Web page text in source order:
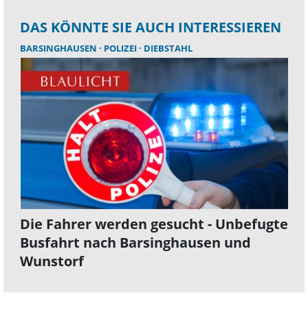
DAS KÖNNTE SIE AUCH INTERESSIEREN
BARSINGHAUSEN POLIZEI DIEBSTAHL
Die Fahrer werden gesucht - Unbefugte
Busfahrt nach Barsinghausen und
Wunstorf